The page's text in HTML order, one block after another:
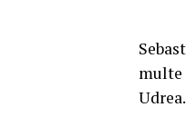
multe
Udrea.